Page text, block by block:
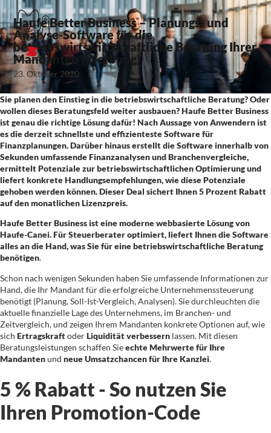
Haufe Better Business – Planungs- und
Analyse-Software für die
betriebswirtswirtschaftliche Beratung Ihrer
Mandanten (Werbung)
23. Oktober 2020
Sie planen den Einstieg in die betriebswirtschaftliche Bera­tung? Oder
wollen dieses Beratungsfeld weiter ausbauen? Haufe Better Business
ist genau die richtige Lösung dafür! Nach Aussage von Anwendern ist
es die derzeit schnellste und effizienteste Software für
Finanzplanungen. Darüber hinaus erstellt die Software innerhalb von
Sekunden umfassende Finanzanalysen und Branchenvergleiche,
ermittelt Potenziale zur betriebswirtschaftlichen Optimierung und
liefert konkrete Handlungsempfehlungen, wie diese Potenziale
gehoben werden können. Dieser Deal sichert Ihnen 5 Prozent Rabatt
auf den monatlichen Lizenzpreis.
Haufe Better Business ist eine moderne webbasierte Lösung von
Haufe-Canei.Für Steuerberater optimiert, liefert Ihnen die Software
alles an die Hand, was Sie für eine betriebswirtschaftliche Beratung
benötigen.
Schon nach wenigen Sekunden haben Sie umfassende Informationen zur
Hand, die Ihr Mandant für die erfolgreiche Unternehmenssteuerung
benötigt (Planung, Soll-Ist-Vergleich, Analysen). Sie durchleuchten die
aktuelle finanzielle Lage des Unternehmens, im Branchen- und
Zeitvergleich, und zeigen Ihrem Mandanten konkrete Optionen auf, wie
sich ErtragskraftoderLiquidität verbessern lassen. Mit diesen
Beratungsleistungen schaffen Sieechte Mehrwerte für Ihre
Mandantenund neue Umsatzchancen für Ihre Kanzlei.
5 % Rabatt - So nutzen Sie
Ihren Promotion-Code